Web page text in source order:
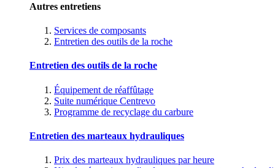
Autres entretiens
Services de composants
Entretien des outils de la roche
Entretien des outils de la roche
Équipement de réaffûtage
Suite numérique Centrevo
Programme de recyclage du carbure
Entretien des marteaux hydrauliques
Prix des marteaux hydrauliques par heure